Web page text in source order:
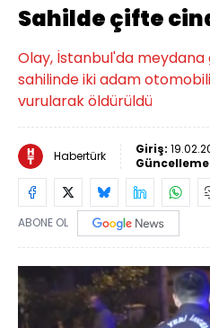
Sahilde çifte
Olay, İstanbul'da meydana
sahilinde iki adam
vurularak öldürüldü
Habertürk Giriş:
ABONE OL